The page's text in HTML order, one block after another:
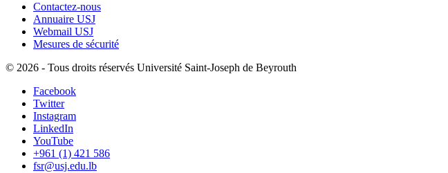
Contactez-nous
Annuaire USJ
Webmail USJ
Mesures de sécurité
© 2026 - Tous droits réservés Université Saint-Joseph de Beyrouth
Facebook
Twitter
Instagram
LinkedIn
YouTube
+961 (1) 421 586
fsr@usj.edu.lb